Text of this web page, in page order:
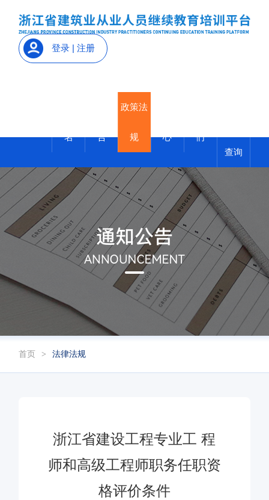
登录 | 注册
名 告
政策法
规 心 们
查询
首页 法律法规
浙江省建设工程专业工 程
师和高级工程师职务任职资
格评价条件